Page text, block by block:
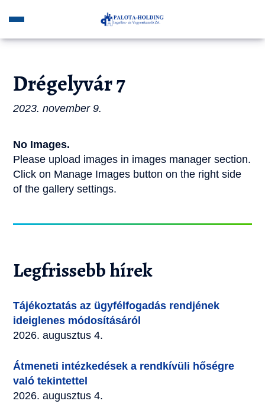
Drégelyvár 7
2023. november 9.
No Images.
Please upload images in images manager section.
Click on Manage Images button on the right side
of the gallery settings.
Legfrissebb hírek
Tájékoztatás az ügyfélfogadás rendjének
ideiglenes módosításáról
2026. augusztus 4.
Átmeneti intézkedések a rendkívüli hőségre
való tekintettel
2026. augusztus 4.